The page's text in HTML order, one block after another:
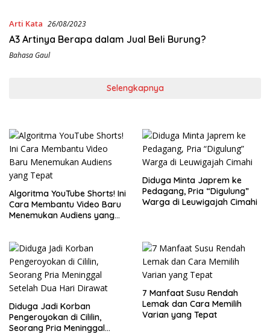
Arti Kata 26/08/2023
A3 Artinya Berapa dalam Jual Beli Burung?
Bahasa Gaul
Selengkapnya
Algoritma YouTube Shorts! Ini
Cara Membantu Video Baru
Menemukan Audiens yang
Diduga Minta Japrem ke
Pedagang, Pria “Digulung”
Warga di Leuwigajah Cimahi
Diduga Jadi Korban
Pengeroyokan di Cililin,
Seorang Pria Meninggal
7 Manfaat Susu Rendah
Lemak dan Cara Memilih
Varian yang Tepat